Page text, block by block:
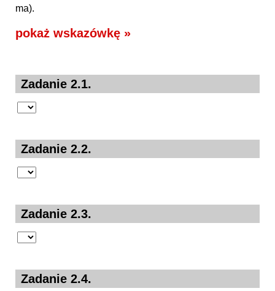
ma).
pokaż wskazówkę »
Zadanie 2.1.
Zadanie 2.2.
Zadanie 2.3.
Zadanie 2.4.